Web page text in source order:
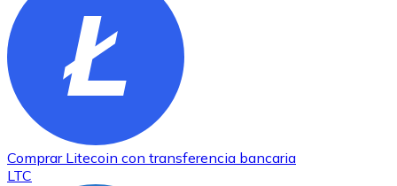
Comprar Litecoin con transferencia bancaria
LTC